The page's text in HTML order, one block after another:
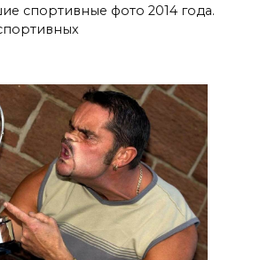
спортивные фото 2014 года.